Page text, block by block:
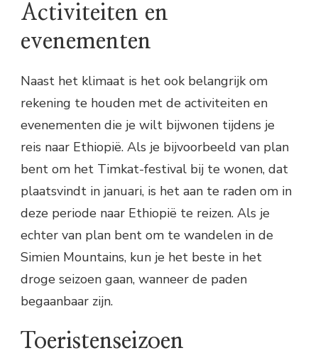
Activiteiten en
evenementen
Naast het klimaat is het ook belangrijk om
rekening te houden met de activiteiten en
evenementen die je wilt bijwonen tijdens je
reis naar Ethiopië. Als je bijvoorbeeld van plan
bent om het Timkat-festival bij te wonen, dat
plaatsvindt in januari, is het aan te raden om in
deze periode naar Ethiopië te reizen. Als je
echter van plan bent om te wandelen in de
Simien Mountains, kun je het beste in het
droge seizoen gaan, wanneer de paden
begaanbaar zijn.
Toeristenseizoen